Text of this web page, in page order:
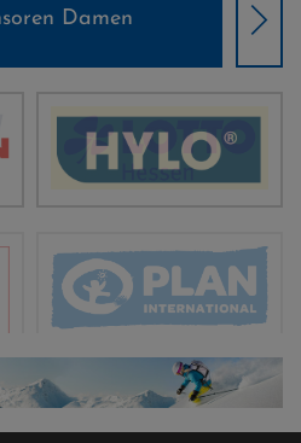
Damen